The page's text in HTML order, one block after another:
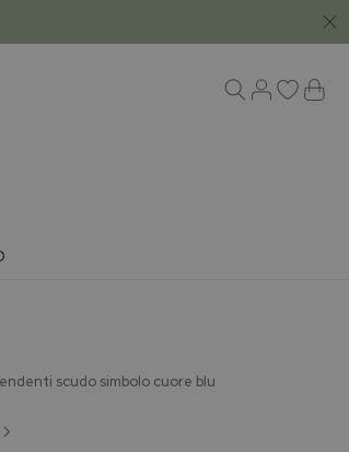
scudo simbolo cuore blu